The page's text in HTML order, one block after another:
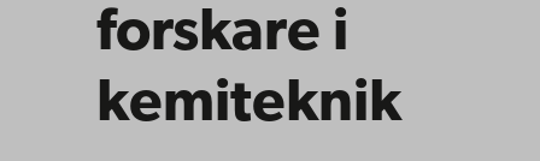
forskare i
kemiteknik